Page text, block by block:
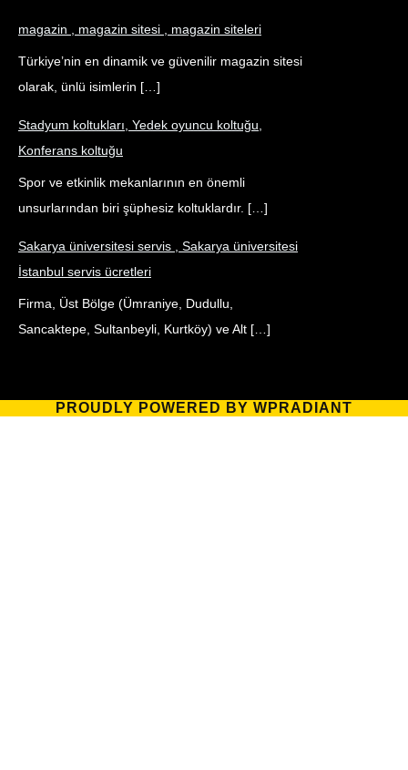
magazin , magazin sitesi , magazin siteleri
Türkiye’nin en dinamik ve güvenilir magazin sitesi
olarak, ünlü isimlerin […]
Stadyum koltukları, Yedek oyuncu koltuğu,
Konferans koltuğu
Spor ve etkinlik mekanlarının en önemli
unsurlarından biri şüphesiz koltuklardır. […]
Sakarya üniversitesi servis , Sakarya üniversitesi
İstanbul servis ücretleri
Firma, Üst Bölge (Ümraniye, Dudullu,
Sancaktepe, Sultanbeyli, Kurtköy) ve Alt […]
PROUDLY POWERED BY WPRADIANT